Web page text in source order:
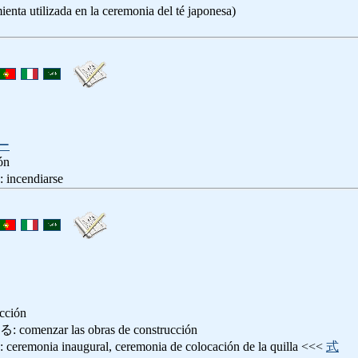
utilizada en la ceremonia del té japonesa)
comenzar las obras de construcción
inaugural, ceremonia de colocación de la quilla <<< 式